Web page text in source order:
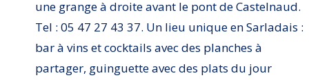
une grange à droite avant le pont de Castelnaud.
Tel : 05 47 27 43 37. Un lieu unique en Sarladais :
bar à vins et cocktails avec des planches à
partager, guinguette avec des plats du jour